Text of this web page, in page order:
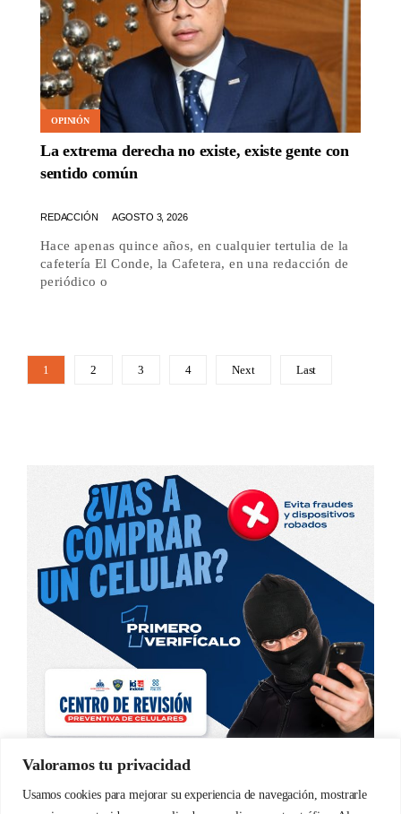
Valoramos tu privacidad
Usamos cookies para mejorar su experiencia de navegación, mostrarle
OPINIÓN
La extrema derecha no existe, existe gente con
sentido común
REDACCIÓN AGOSTO 3, 2026
Hace apenas quince años, en cualquier tertulia de la
cafetería El Conde, la Cafetera, en una redacción de
periódico o
1 2 3 4 Next Last